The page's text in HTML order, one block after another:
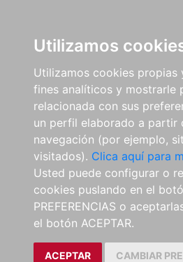
Utilizamos
Utilizamos cookies propias
fines analíticos y mostrarle
relacionada con sus
un perfil elaborado a partir
navegación (por ejemplo,
visitados). Clica aquí para
Usted puede configurar o
cookies puslando en el
PREFERENCIAS o
el botón ACEPTAR.
ACEPTAR CAMBIAR